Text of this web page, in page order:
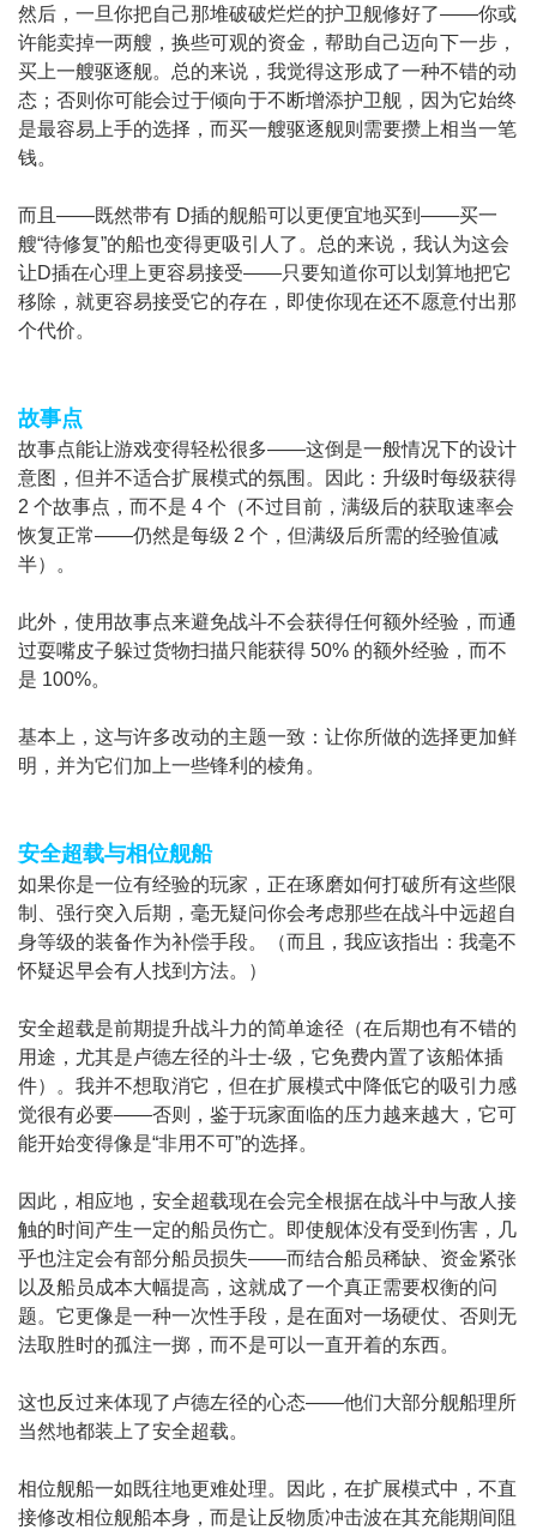
然后，一旦你把自己那堆破破烂烂的护卫舰修好了——你或
许能卖掉一两艘，换些可观的资金，帮助自己迈向下一步，
买上一艘驱逐舰。总的来说，我觉得这形成了一种不错的动
态；否则你可能会过于倾向于不断增添护卫舰，因为它始终
是最容易上手的选择，而买一艘驱逐舰则需要攒上相当一笔
钱。
而且——既然带有 D插的舰船可以更便宜地买到——买一
艘“待修复”的船也变得更吸引人了。总的来说，我认为这会
让D插在心理上更容易接受——只要知道你可以划算地把它
移除，就更容易接受它的存在，即使你现在还不愿意付出那
个代价。
故事点
故事点能让游戏变得轻松很多——这倒是一般情况下的设计
意图，但并不适合扩展模式的氛围。因此：升级时每级获得
2 个故事点，而不是 4 个（不过目前，满级后的获取速率会
恢复正常——仍然是每级 2 个，但满级后所需的经验值减
半）。
此外，使用故事点来避免战斗不会获得任何额外经验，而通
过耍嘴皮子躲过货物扫描只能获得 50% 的额外经验，而不
是 100%。
基本上，这与许多改动的主题一致：让你所做的选择更加鲜
明，并为它们加上一些锋利的棱角。
安全超载与相位舰船
如果你是一位有经验的玩家，正在琢磨如何打破所有这些限
制、强行突入后期，毫无疑问你会考虑那些在战斗中远超自
身等级的装备作为补偿手段。（而且，我应该指出：我毫不
怀疑迟早会有人找到方法。）
安全超载是前期提升战斗力的简单途径（在后期也有不错的
用途，尤其是卢德左径的斗士-级，它免费内置了该船体插
件）。我并不想取消它，但在扩展模式中降低它的吸引力感
觉很有必要——否则，鉴于玩家面临的压力越来越大，它可
能开始变得像是“非用不可”的选择。
因此，相应地，安全超载现在会完全根据在战斗中与敌人接
触的时间产生一定的船员伤亡。即使舰体没有受到伤害，几
乎也注定会有部分船员损失——而结合船员稀缺、资金紧张
以及船员成本大幅提高，这就成了一个真正需要权衡的问
题。它更像是一种一次性手段，是在面对一场硬仗、否则无
法取胜时的孤注一掷，而不是可以一直开着的东西。
这也反过来体现了卢德左径的心态——他们大部分舰船理所
当然地都装上了安全超载。
相位舰船一如既往地更难处理。因此，在扩展模式中，不直
接修改相位舰船本身，而是让反物质冲击波在其充能期间阻